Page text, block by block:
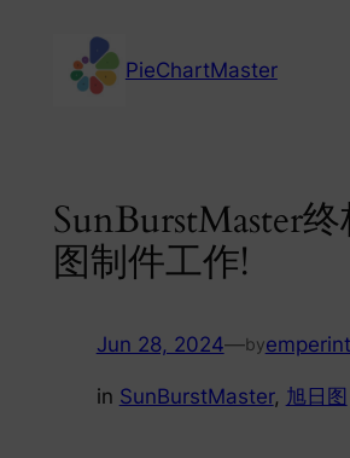
content
PieChartMaster
SunBurstMaster
图制件工作!
Jun 28, 2024—by
in SunBurstMaster, 旭日图